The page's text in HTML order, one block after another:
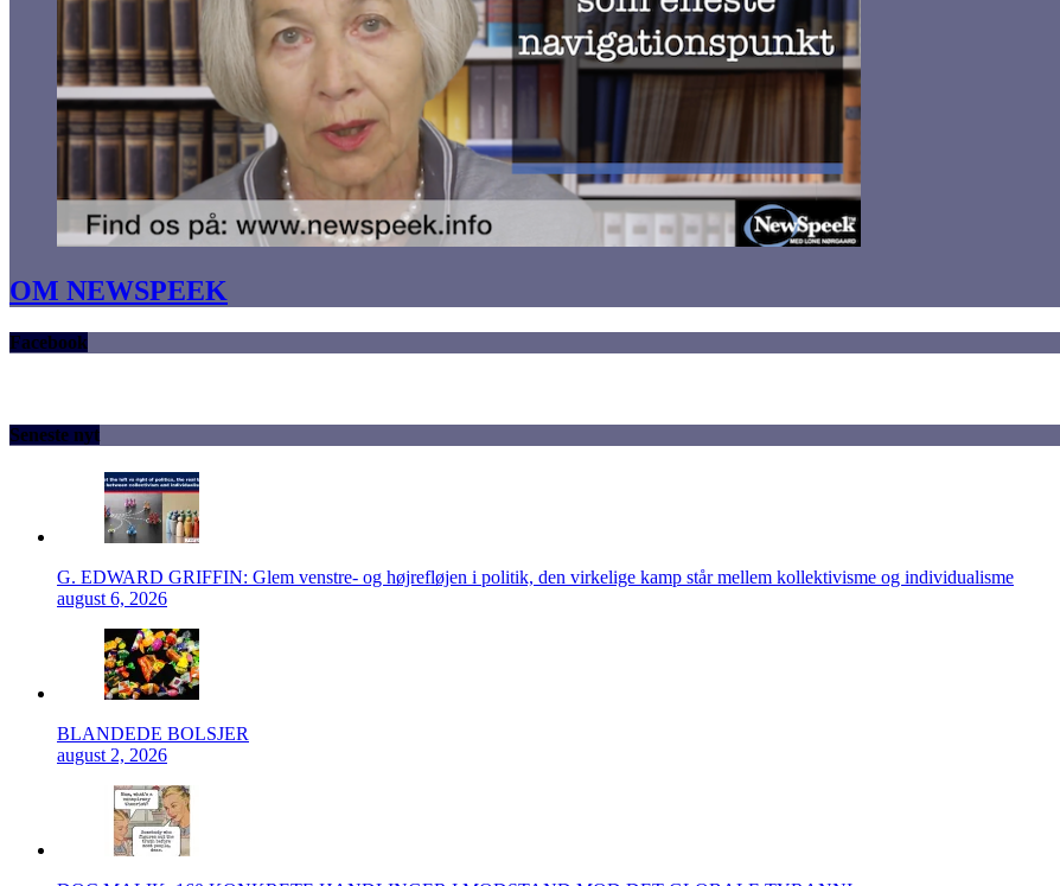
OM NEWSPEEK
Facebook
Seneste nyt
G. EDWARD GRIFFIN: Glem venstre- og højrefløjen i politik, den virkelige kamp står mellem kollektivisme og individualisme
august 6, 2026
BLANDEDE BOLSJER
august 2, 2026